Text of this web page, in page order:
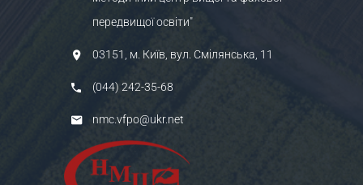
передвищої освіти"
03151, м. Київ, вул. Смілянська, 11
(044) 242-35-68
nmc.vfpo@ukr.net